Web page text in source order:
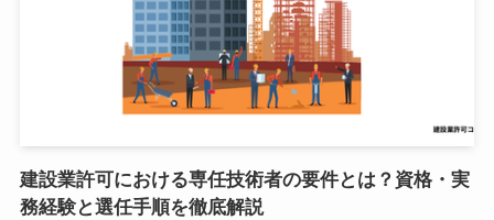
建設業許可における専任技術者の要件とは？資格・実
務経験と選任手順を徹底解説